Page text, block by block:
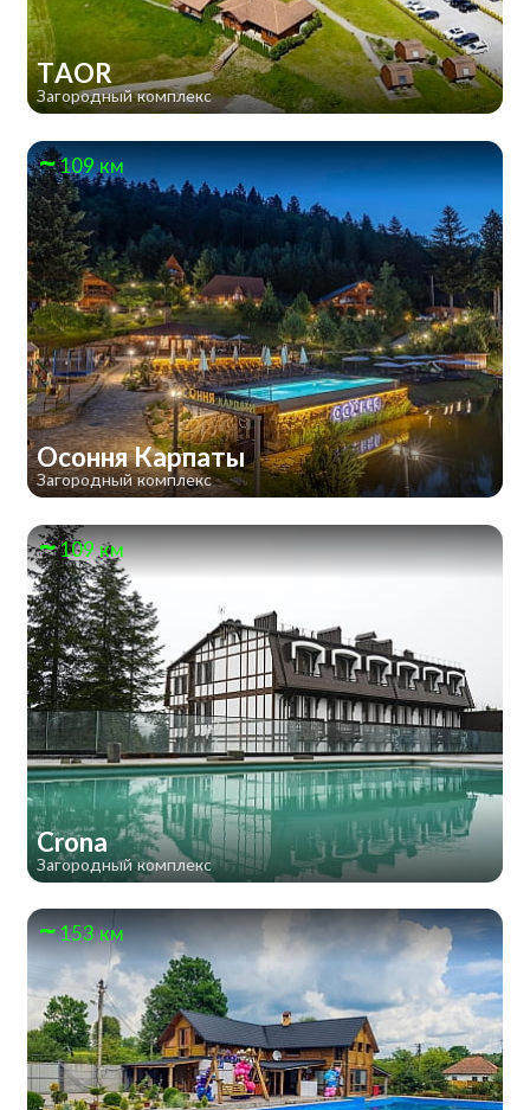
TAOR
Загородный комплекс
109 км
Осоння Карпаты
Загородный комплекс
109 км
Crona
Загородный комплекс
153 км